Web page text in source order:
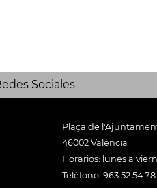
Sociales
Plaça de l'Ajuntament
46002 València
Horarios: lunes a
Teléfono: 963 52 54 78